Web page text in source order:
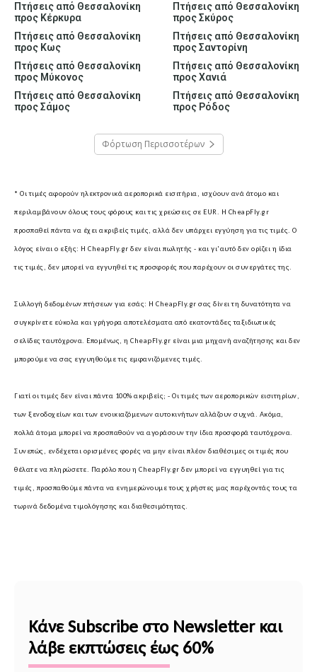
Πτήσεις από Θεσσαλονίκη
προς Κέρκυρα
Πτήσεις από Θεσσαλονίκη
προς Σκύρος
Πτήσεις από Θεσσαλονίκη
προς Κως
Πτήσεις από Θεσσαλονίκη
προς Σαντορίνη
Πτήσεις από Θεσσαλονίκη
προς Μύκονος
Πτήσεις από Θεσσαλονίκη
προς Χανιά
Πτήσεις από Θεσσαλονίκη
προς Σάμος
Πτήσεις από Θεσσαλονίκη
προς Ρόδος
Φόρτωση Περισσοτέρων
* Οι τιμές αφορούν ηλεκτρονικά αεροπορικά εισιτήρια, ισχύουν ανά άτομο και
περιλαμβάνουν όλους τους φόρους και τις χρεώσεις σε EUR. Η CheapFly.gr
προσπαθεί πάντα να έχει ακριβείς τιμές, αλλά δεν υπάρχει εγγύηση για τις τιμές. Ο
λόγος είναι ο εξής: Η CheapFly.gr δεν είναι πωλητής - και γι'αυτό δεν ορίζει η ίδια
τις τιμές, δεν μπορεί να εγγυηθεί τις προσφορές που παρέχουν οι συνεργάτες της.
Συλλογή δεδομένων πτήσεων για εσάς: Η CheapFly.gr σας δίνει τη δυνατότητα να
συγκρίνετε εύκολα και γρήγορα αποτελέσματα από εκατοντάδες ταξιδιωτικές
σελίδες ταυτόχρονα. Επομένως, η CheapFly.gr είναι μια μηχανή αναζήτησης και δεν
μπορούμε να σας εγγυηθούμε τις εμφανιζόμενες τιμές.
Γιατί οι τιμές δεν είναι πάντα 100% ακριβείς; - Οι τιμές των αεροπορικών εισιτηρίων,
των ξενοδοχείων και των ενοικιαζόμενων αυτοκινήτων αλλάζουν συχνά. Ακόμα,
πολλά άτομα μπορεί να προσπαθούν να αγοράσουν την ίδια προσφορά ταυτόχρονα.
Συνεπώς, ενδέχεται ορισμένες φορές να μην είναι πλέον διαθέσιμες οι τιμές που
θέλατε να πληρώσετε. Παρόλο που η CheapFly.gr δεν μπορεί να εγγυηθεί για τις
τιμές, προσπαθούμε πάντα να ενημερώνουμε τους χρήστες μας παρέχοντάς τους τα
τωρινά δεδομένα τιμολόγησης και διαθεσιμότητας.
Κάνε Subscribe στο Newsletter και
λάβε εκπτώσεις έως 60%